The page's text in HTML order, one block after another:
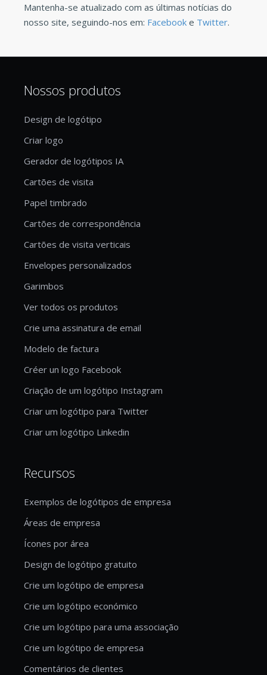
Mantenha-se atualizado com as últimas notícias do
nosso site, seguindo-nos em: Facebook e Twitter.
Nossos produtos
Design de logótipo
Criar logo
Gerador de logótipos IA
Cartões de visita
Papel timbrado
Cartões de correspondência
Cartões de visita verticais
Envelopes personalizados
Garimbos
Ver todos os produtos
Crie uma assinatura de email
Modelo de factura
Créer un logo Facebook
Criação de um logótipo Instagram
Criar um logótipo para Twitter
Criar um logótipo Linkedin
Recursos
Exemplos de logótipos de empresa
Áreas de empresa
Ícones por área
Design de logótipo gratuito
Crie um logótipo de empresa
Crie um logótipo económico
Crie um logótipo para uma associação
Crie um logótipo de empresa
Comentários de clientes